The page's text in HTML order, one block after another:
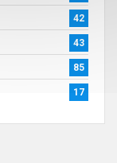
42
43
85
17